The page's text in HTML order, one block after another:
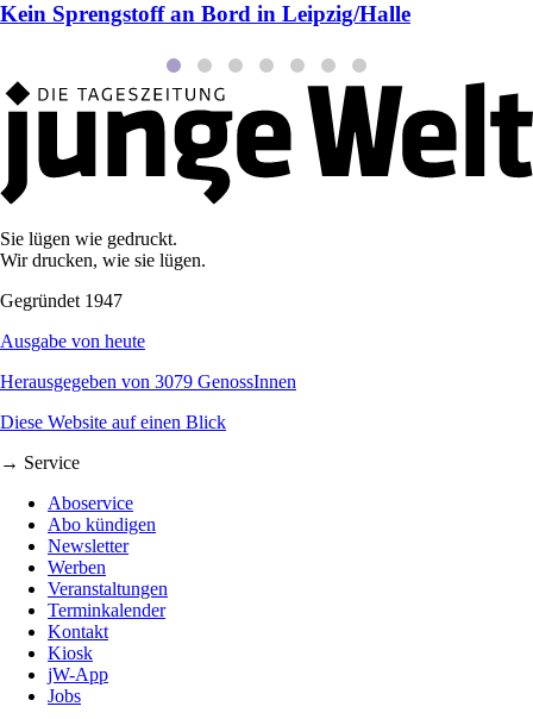
Kein Sprengstoff an Bord in Leipzig/Halle
Sie lügen wie gedruckt.
Wir drucken, wie sie lügen.
Gegründet 1947
Ausgabe von heute
Herausgegeben von 3079 GenossInnen
Diese Website auf einen Blick
→ Service
Aboservice
Abo kündigen
Newsletter
Werben
Veranstaltungen
Terminkalender
Kontakt
Kiosk
jW-App
Jobs